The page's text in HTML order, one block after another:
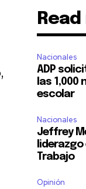
Nacionales
ADP
las 1,000
escolar
Nacionales
Jeffrey
liderazgo
Trabajo
Opinión